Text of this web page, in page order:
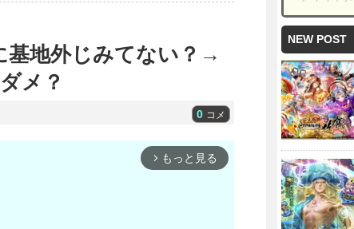
基地外じみてない？→
メ？
0 コメ
arrow_forward_ios もっと見る
NEW POST